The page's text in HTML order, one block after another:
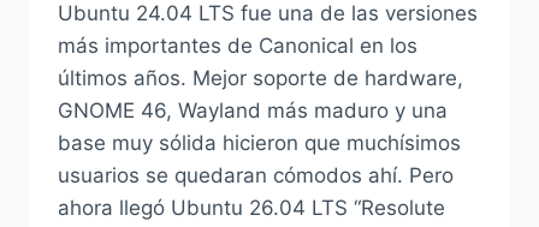
Ubuntu 24.04 LTS fue una de las versiones
más importantes de Canonical en los
últimos años. Mejor soporte de hardware,
GNOME 46, Wayland más maduro y una
base muy sólida hicieron que muchísimos
usuarios se quedaran cómodos ahí. Pero
ahora llegó Ubuntu 26.04 LTS “Resolute